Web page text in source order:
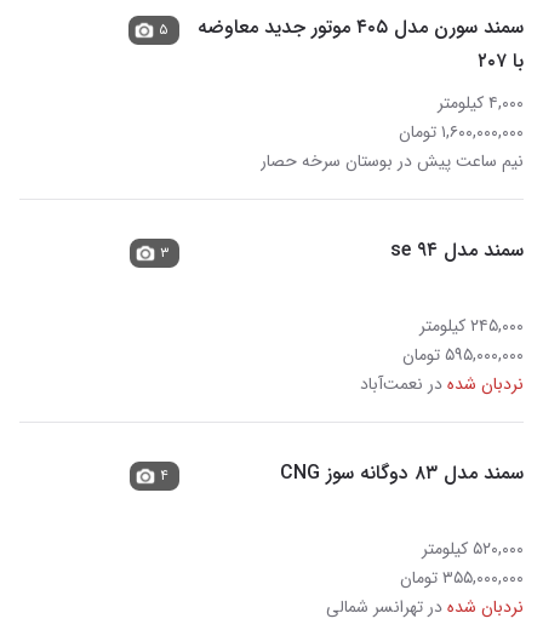
سمند سورن مدل ۴۰۵ موتور جدید معاوضه
با ۲۰۷
۴,۰۰۰ کیلومتر
۱,۶۰۰,۰۰۰,۰۰۰ تومان
نیم ساعت پیش در بوستان سرخه حصار
۵
سمند مدل ۹۴ se
۲۴۵,۰۰۰ کیلومتر
۵۹۵,۰۰۰,۰۰۰ تومان
نردبان شدهدر نعمت‌آباد
۳
سمند مدل ۸۳ دوگانه سوز CNG
۵۲۰,۰۰۰ کیلومتر
۳۵۵,۰۰۰,۰۰۰ تومان
نردبان شدهدر تهرانسر شمالی
۴